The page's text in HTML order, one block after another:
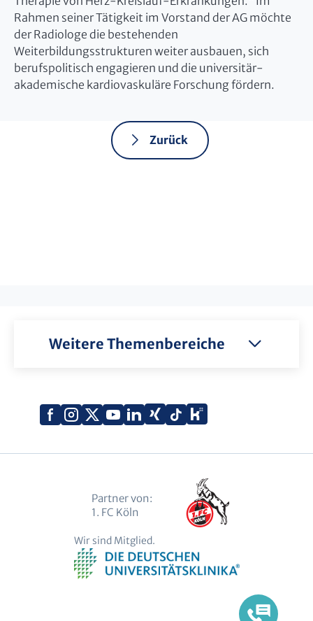
Rahmen seiner Tätigkeit im Vorstand der AG möchte
der Radiologe die bestehenden
Weiterbildungsstrukturen weiter ausbauen, sich
berufspolitisch engagieren und die universitär-
akademische kardiovaskuläre Forschung fördern.
Zurück
Weitere Themenbereiche
Facebook
Instagram
X
YouTube
LinkedIn
Xing TiktokKununu
Partner von:
1. FC Köln
Wir sind Mitglied.